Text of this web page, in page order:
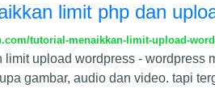
limit php dan
tutorial-menaikkan-limit-upload-
limit upload wordpress - wordpress
gambar, audio dan video. tapi